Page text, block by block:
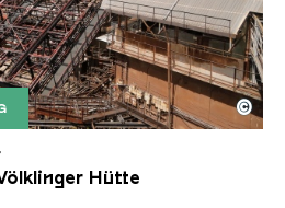
der Völklinger Hütte mit
Völklinger Hütte | Karl
©
Hütte